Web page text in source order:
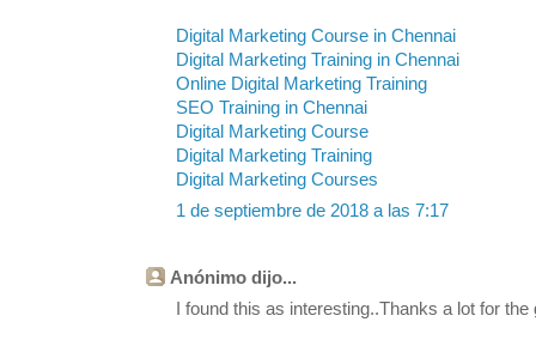
Digital Marketing Course in Chennai
Digital Marketing Training in Chennai
Online Digital Marketing Training
SEO Training in Chennai
Digital Marketing Course
Digital Marketing Training
Digital Marketing Courses
1 de septiembre de 2018 a las 7:17
Anónimo dijo...
I found this as interesting..Thanks a lot for